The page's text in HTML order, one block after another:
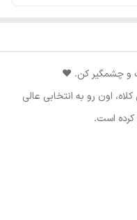
و چشمگیر کن. ❤️
اون رو به انتخابی عالی
کرده است.